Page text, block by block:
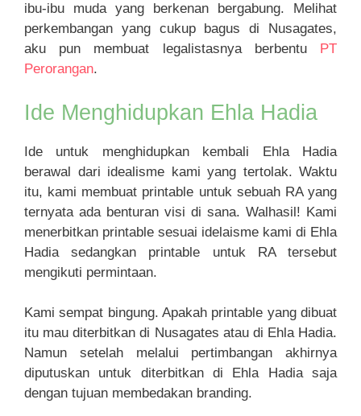
ibu-ibu muda yang berkenan bergabung. Melihat
perkembangan yang cukup bagus di Nusagates,
aku pun membuat legalistasnya berbentu PT
Perorangan.
Ide Menghidupkan Ehla Hadia
Ide untuk menghidupkan kembali Ehla Hadia
berawal dari idealisme kami yang tertolak. Waktu
itu, kami membuat printable untuk sebuah RA yang
ternyata ada benturan visi di sana. Walhasil! Kami
menerbitkan printable sesuai idelaisme kami di Ehla
Hadia sedangkan printable untuk RA tersebut
mengikuti permintaan.
Kami sempat bingung. Apakah printable yang dibuat
itu mau diterbitkan di Nusagates atau di Ehla Hadia.
Namun setelah melalui pertimbangan akhirnya
diputuskan untuk diterbitkan di Ehla Hadia saja
dengan tujuan membedakan branding.